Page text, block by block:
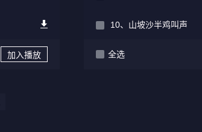
加入播放
10、山坡沙半鸡叫声
全选